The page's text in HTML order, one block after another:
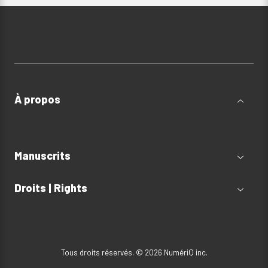
À propos
Manuscrits
Droits | Rights
Tous droits réservés. © 2026 NumériQ inc.